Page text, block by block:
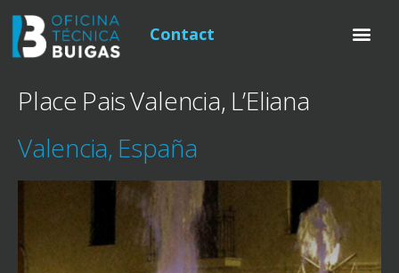
Contact
Place Pais Valencia, L’Eliana
Valencia, España